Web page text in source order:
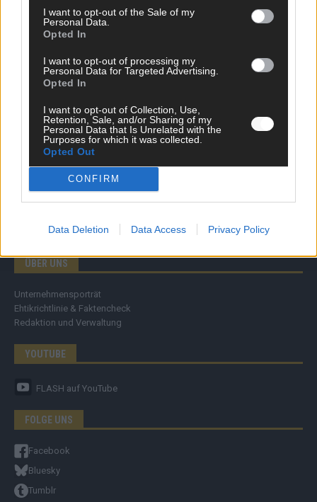
I want to opt-out of the Sale of my
Personal Data.
Opted In
I want to opt-out of processing my
Personal Data for Targeted Advertising.
Opted In
I want to opt-out of Collection, Use,
Retention, Sale, and/or Sharing of my
Personal Data that Is Unrelated with the
Purposes for which it was collected.
Opted Out
CONFIRM
Data Deletion Data Access Privacy Policy
Wirtschaft
Wissen
Kommentar
Eurovision
FLASH – DAS VIDEOPORTAL
ÜBER UNS
Unternehmensporträt
Ehtikrichtlinie & Faktencheck
Redaktion und Verwaltung
YOUTUBE
FLASH auf YouTube
FOLGE UNS
Facebook
Bluesky
Tumblr